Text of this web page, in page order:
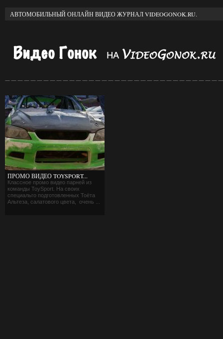
АВТОМОБИЛЬНЫЙ ОНЛАЙН ВИДЕО ЖУРНАЛ VIDEOGONOK.RU.
ПРОМО ВИДЕО TOYSPORT...
Классное промо видео парней из
команды ToySport. На своих
специальго подготовленных Тоёта
Альтеза, салатового цвета, очень ...